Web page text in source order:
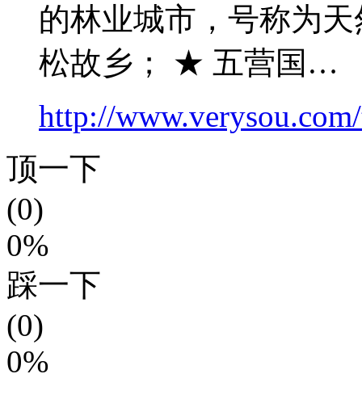
的林业城市，号称为
松故乡； ★ 五营国…
http://
顶一下
(0)
0%
踩一下
(0)
0%